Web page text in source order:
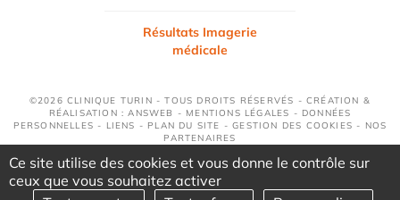
Résultats Imagerie
médicale
©2026 CLINIQUE TURIN - TOUS DROITS RÉSERVÉS - CRÉATION &
RÉALISATION : ANSWEB - MENTIONS LÉGALES - DONNÉES
PERSONNELLES - LIENS - PLAN DU SITE -GESTION DES COOKIES - NOS
PARTENAIRES
Ce site utilise des cookies et vous donne le contrôle sur
ceux que vous souhaitez activer